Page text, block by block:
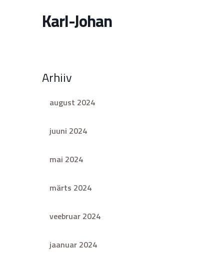
Karl-Johan
Arhiiv
august 2024
juuni 2024
mai 2024
märts 2024
veebruar 2024
jaanuar 2024